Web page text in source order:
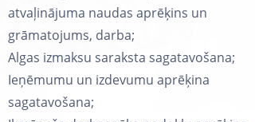
atvaļinājuma naudas aprēķins un
grāmatojums, darba;
Algas izmaksu saraksta sagatavošana;
Ieņēmumu un izdevumu aprēķina
sagatavošana;